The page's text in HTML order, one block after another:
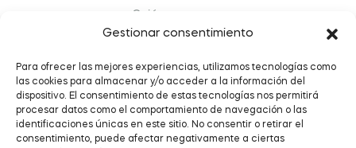
Gestionar consentimiento
Para ofrecer las mejores experiencias, utilizamos tecnologías como
las cookies para almacenar y/o acceder a la información del
dispositivo. El consentimiento de estas tecnologías nos permitirá
procesar datos como el comportamiento de navegación o las
identificaciones únicas en este sitio. No consentir o retirar el
consentimiento, puede afectar negativamente a ciertas
Quiénes somos
Preguntas Frecuentes (FAQs)
Política de Devoluciones y Reembolsos
Envíos y plazos de entrega
Política de Privacidad y Cookies
Condiciones de servicio